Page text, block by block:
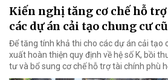
Kiến nghị tăng cơ chế hỗ
các dự án cải tạo chung cư cũ
Để tăng tính khả thi cho các dự án cải tạo
xuất hoàn thiện quy định về hệ số K, bồi
tư và bổ sung cơ chế hỗ trợ tài chính phù